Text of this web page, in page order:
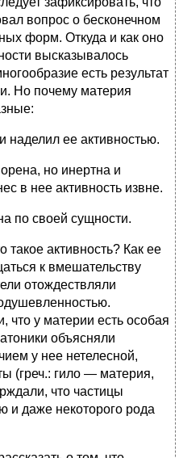
вопрос о бесконечном
форм. Откуда и как оно
высказывалось
есть результат
Но почему материя
наделил ее активностью.
но инертна и
в нее активность извне.
по своей сущности.
такое активность? Как ее
к вмешательству
отождествляли
что у материи есть особая
объясняли
у нее нетелесной,
(греч.: гило — материя,
что частицы
и даже некоторого рода